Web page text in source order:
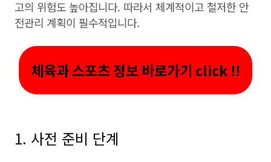
고의 위험도 높아집니다. 따라서 체계적이고 철저한 안
전관리 계획이 필수적입니다.
체육과 스포츠 정보 바로가기 click !!
1. 사전 준비 단계